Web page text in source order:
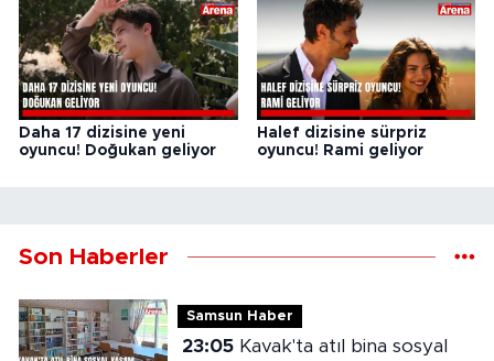
Daha 17 dizisine yeni
oyuncu! Doğukan geliyor
Halef dizisine sürpriz
oyuncu! Rami geliyor
Son Haberler
Samsun Haber
23:05Kavak'ta atıl bina sosyal